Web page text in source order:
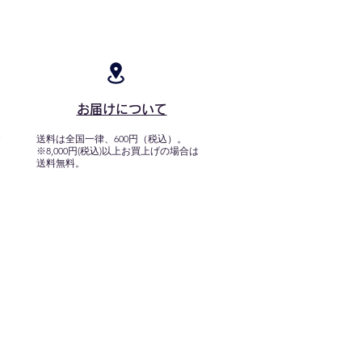
お届けについて
送料は全国一律、600円（税込）。
※8,000円(税込)以上お買上げの場合は
送料無料。